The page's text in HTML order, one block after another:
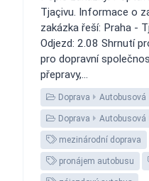
Tjaçivu. Informace o
zakázka řeší: Praha -
Odjezd: 2.08 Shrnutí
pro dopravní
přepravy,...
Doprava Autobusová
Doprava Autobusová
mezinárodní doprava
pronájem autobusu